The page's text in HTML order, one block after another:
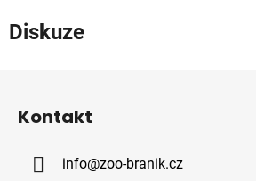
Diskuze
Kontakt
info@zoo-branik.cz